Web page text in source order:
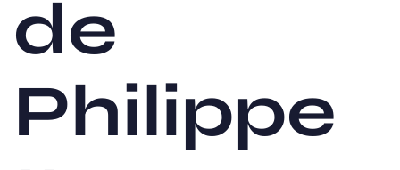
de
Philippe